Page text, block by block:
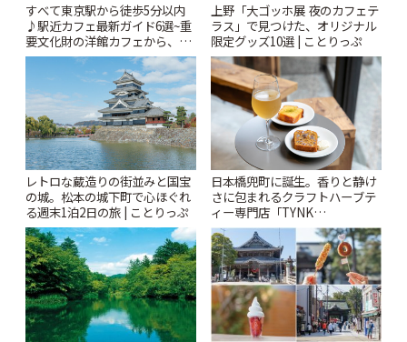
すべて東京駅から徒歩5分以内
♪駅近カフェ最新ガイド6選~重
要文化財の洋館カフェから、改
札すぐのレトロ喫茶まで~ | こと
上野「大ゴッホ展 夜のカフェテ
ラス」で見つけた、オリジナル
限定グッズ10選 | ことりっぷ
レトロな蔵造りの街並みと国宝
の城。松本の城下町で心ほぐれ
る週末1泊2日の旅 | ことりっぷ
日本橋兜町に誕生。香りと静け
さに包まれるクラフトハーブテ
ィー専門店「TYNK
Kabutocho」 | ことりっぷ